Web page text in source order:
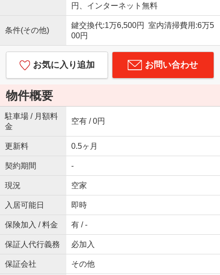
円、インターネット無料
条件(その他)
鍵交換代:1万6,500円 室内清掃費用:6万5
00円
お気に入り追加 お問い合わせ
物件概要
駐車場 / 月額料
金
空有 / 0円
更新料 0.5ヶ月
契約期間 -
現況 空家
入居可能日 即時
保険加入 / 料金 有 / -
保証人代行義務 必加入
保証会社 その他